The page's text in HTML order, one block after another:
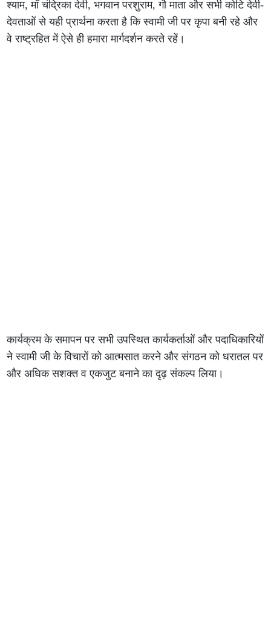
श्याम, माँ चंद्रिका देवी, भगवान परशुराम, गौ माता और सभी कोटि देवी-
देवताओं से यही प्रार्थना करता है कि स्वामी जी पर कृपा बनी रहे और
वे राष्ट्रहित में ऐसे ही हमारा मार्गदर्शन करते रहें।
कार्यक्रम के समापन पर सभी उपस्थित कार्यकर्ताओं और पदाधिकारियों
ने स्वामी जी के विचारों को आत्मसात करने और संगठन को धरातल पर
और अधिक सशक्त व एकजुट बनाने का दृढ़ संकल्प लिया।